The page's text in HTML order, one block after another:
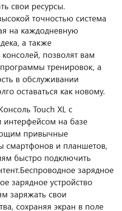
свои ресурсы.
точностью система
на каждодневную
а также
позволят вам
тренировок, а
в обслуживании
оставаться как новому.
Touch XL с
на базе
привычные
смартфонов и планшетов,
быстро подключить
Беспроводное зарядное
зарядное устройство
заряжать свои
сохраняя экран в поле